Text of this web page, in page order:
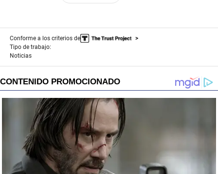
Conforme a los criterios de
Tipo de trabajo:
Noticias